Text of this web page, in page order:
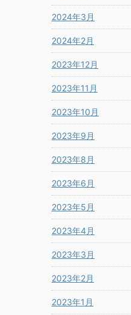
2024年3月
2024年2月
2023年12月
2023年11月
2023年10月
2023年9月
2023年8月
2023年6月
2023年5月
2023年4月
2023年3月
2023年2月
2023年1月